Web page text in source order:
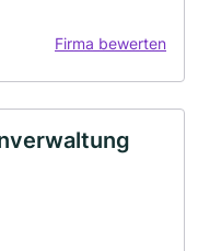
Firma bewerten